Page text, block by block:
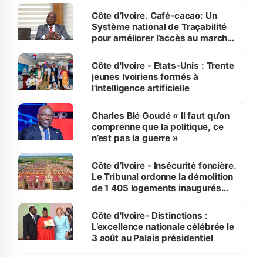
Côte d’Ivoire. Café-cacao: Un
Système national de Traçabilité
pour améliorer l’accès au marché
Côte d'Ivoire - Etats-Unis : Trente
jeunes Ivoiriens formés à
l'intelligence artificielle
Charles Blé Goudé « Il faut qu’on
comprenne que la politique, ce
n’est pas la guerre »
Côte d’Ivoire - Insécurité foncière.
Le Tribunal ordonne la démolition
de 1 405 logements inaugurés
Bassam
Côte d'Ivoire- Distinctions :
L’excellence nationale célébrée le
3 août au Palais présidentiel